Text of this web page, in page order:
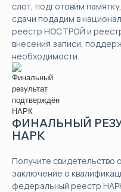
слот, подготовим
сдачи подадим в
реестр НОСТРОЙ и
внесения записи,
необходимости.
ФИНАЛЬНЫЙ
НАРК
Получите свидетельство
заключение о
федеральный реестр